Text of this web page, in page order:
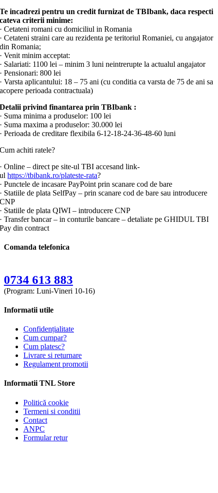
Te incadrezi pentru un credit furnizat deTBIbank, daca respecti
cateva criterii minime:
· Cetateni romani cu domiciliul in Romania
· Cetateni straini care au rezidenta pe teritoriul Romaniei, cu angajator
din Romania;
· Venit minim acceptat:
· Salariati: 1100 lei – minim 3 luni neintrerupte la actualul angajator
· Pensionari: 800 lei
· Varsta aplicantului: 18 – 75 ani (cu conditia ca varsta de 75 de ani sa
acopere perioada contractuala)
Detalii privind finantarea prinTBIbank :
· Suma minima a produselor: 100 lei
· Suma maxima a produselor: 30.000 lei
· Perioada de creditare flexibila 6-12-18-24-36-48-60 luni
Cum achiti ratele?
· Online – direct pe site-ul TBI accesand link-
ulhttps://tbibank.ro/plateste-rata?
· Punctele de incasare PayPoint prin scanare cod de bare
· Statiile de plata SelfPay – prin scanare cod de bare sau introducere
CNP
· Statiile de plata QIWI – introducere CNP
· Transfer bancar – in conturile bancare – detaliate pe GHIDUL TBI
Pay din contract
Comanda telefonica
0734 613 883
(Program: Luni-Vineri 10-16)
Informatii utile
Confidențialitate
Cum cumpar?
Cum platesc?
Livrare si returnare
Regulament promotii
Informatii TNL Store
Politică cookie
Termeni si conditii
Contact
ANPC
Formular retur